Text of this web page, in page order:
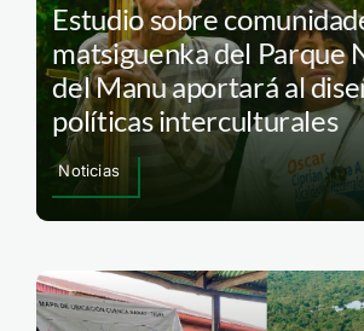
Estudio sobre
matsiguenka del Parque
del Manu aportará al
políticas interculturales
Noticias